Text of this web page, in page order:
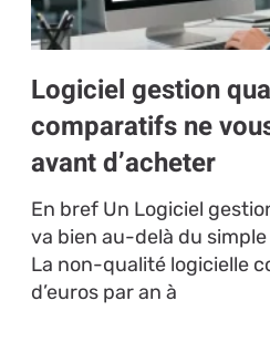
Logiciel gestion
comparatifs ne
avant d’acheter
En bref Un Logiciel
va bien au-delà du
La non-qualité logicielle
d’euros par an à